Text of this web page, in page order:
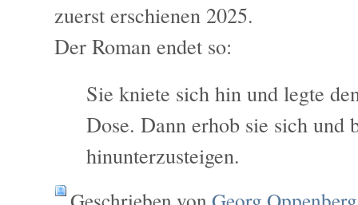
zuerst erschienen 2025.
Der Roman endet so:
Sie kniete sich hin und legte
Dose. Dann erhob sie sich und
hinunterzusteigen.